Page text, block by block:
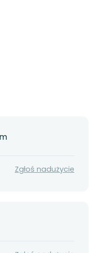
Zgłoś nadużycie